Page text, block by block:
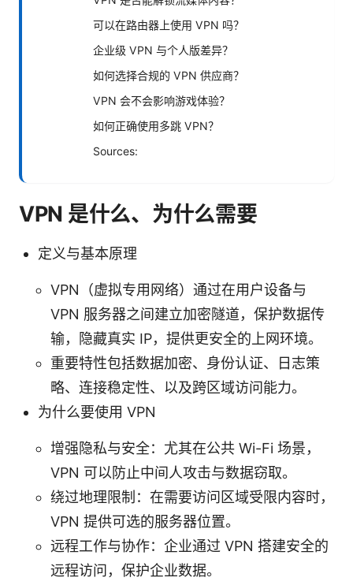
可以在路由器上使用 VPN 吗？
企业级 VPN 与个人版差异？
如何选择合规的 VPN 供应商？
VPN 会不会影响游戏体验？
如何正确使用多跳 VPN？
Sources:
VPN 是什么、为什么需要
定义与基本原理
VPN（虚拟专用网络）通过在用户设备与
VPN 服务器之间建立加密隧道，保护数据传
输，隐藏真实 IP，提供更安全的上网环境。
重要特性包括数据加密、身份认证、日志策
略、连接稳定性、以及跨区域访问能力。
为什么要使用 VPN
增强隐私与安全：尤其在公共 Wi-Fi 场景，
VPN 可以防止中间人攻击与数据窃取。
绕过地理限制：在需要访问区域受限内容时，
VPN 提供可选的服务器位置。
远程工作与协作：企业通过 VPN 搭建安全的
远程访问，保护企业数据。